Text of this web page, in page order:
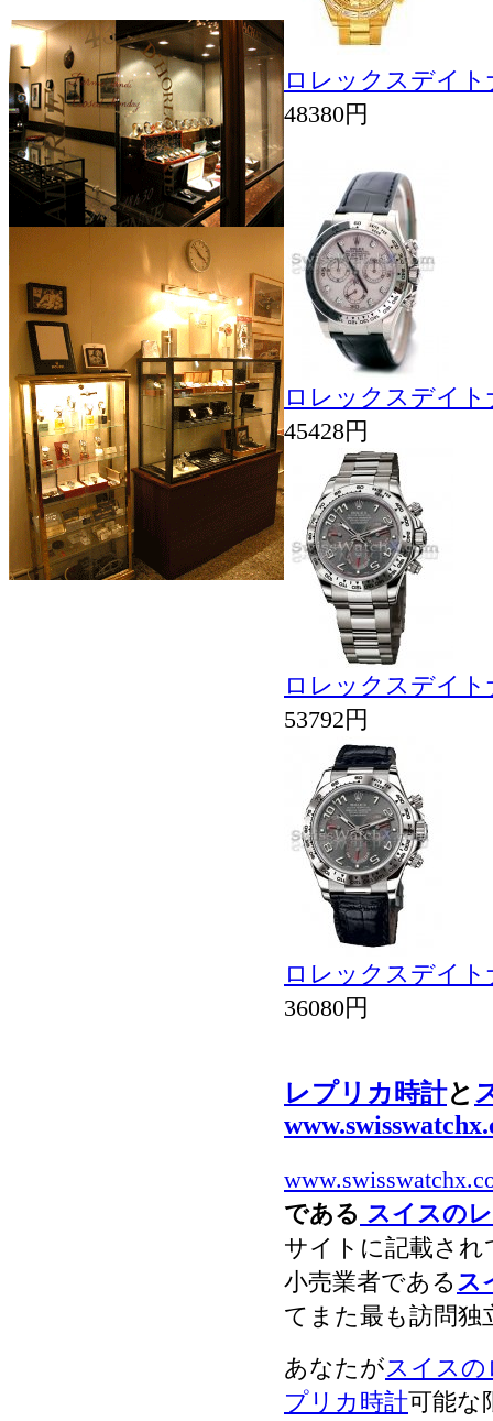
ロレックスデイト
48380円
ロレックスデイト
45428円
ロレックスデイト
53792円
ロレックスデイト
36080円
レプリカ時計と
である スイスの
サイトに記載さ
小売業者である ス
てまた最も訪問
あなたがスイス
プリカ時計可能な